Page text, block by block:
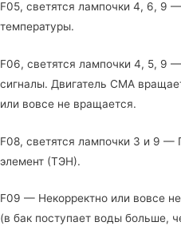
F05, светятся лампочки 4, 6, 9
температуры.
F06, светятся лампочки 4, 5, 9
сигналы. Двигатель СМА
или вовсе не вращается.
F08, светятся лампочки 3 и 9 —
элемент (ТЭН).
F09 — Некорректно или вовсе
(в бак поступает воды больше,